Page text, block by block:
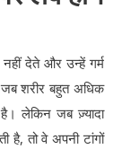
देते और उन्हें गर्म
शरीर बहुत अधिक
है। लेकिन जब ज़्यादा
तो वे अपनी टांगों